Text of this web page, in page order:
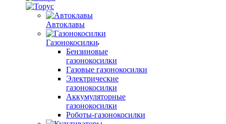
Автоклавы
Газонокосилки
Бензиновые
газонокосилки
Газовые газонокосилки
Электрические
газонокосилки
Аккумуляторные
газонокосилки
Роботы-газонокосилки